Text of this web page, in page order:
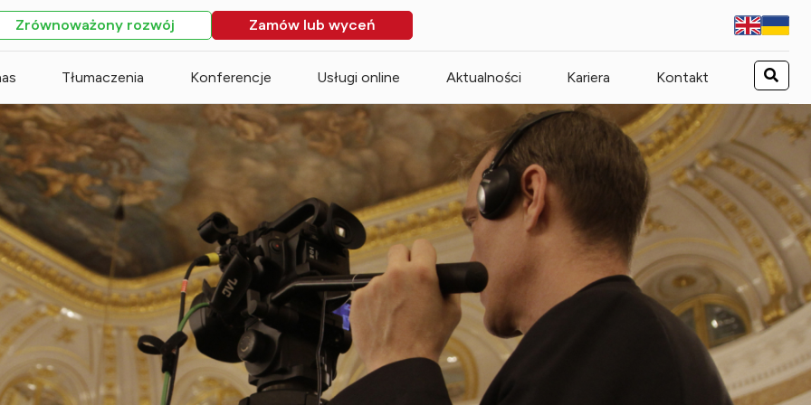
Zrównoważony rozwój Zamów lub wyceń
Tłumaczenia Konferencje Usługi online Aktualności Kariera Kontakt